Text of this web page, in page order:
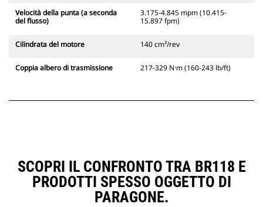
Velocità della punta (a seconda
del flusso)
3.175-4.845 mpm (10.415-
15.897 fpm)
Cilindrata del motore 140 cm³/rev
Coppia albero di trasmissione 217-329 N·m (160-243 lb/ft)
SCOPRI IL CONFRONTO TRA BR118 E
PRODOTTI SPESSO OGGETTO DI
PARAGONE.